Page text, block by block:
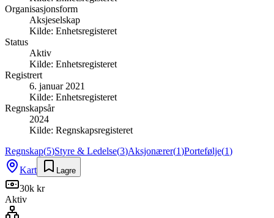
Organisasjonsform
Aksjeselskap
Kilde: Enhetsregisteret
Status
Aktiv
Kilde: Enhetsregisteret
Registrert
6. januar 2021
Kilde: Enhetsregisteret
Regnskapsår
2024
Kilde: Regnskapsregisteret
Regnskap(5)Styre & Ledelse(3)Aksjonærer(1)Portefølje(1)
Kart
Lagre
30k kr
Aktiv